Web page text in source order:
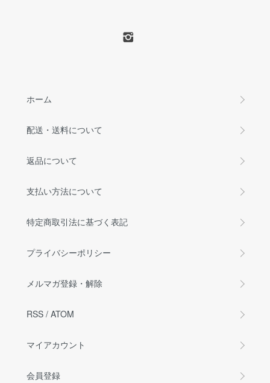
ホーム
配送・送料について
返品について
支払い方法について
特定商取引法に基づく表記
プライバシーポリシー
メルマガ登録・解除
RSS / ATOM
マイアカウント
会員登録